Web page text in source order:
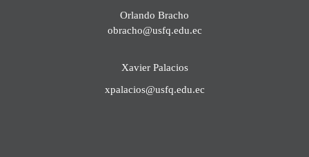
Orlando Bracho
obracho@usfq.edu.ec
Xavier Palacios
xpalacios@usfq.edu.ec